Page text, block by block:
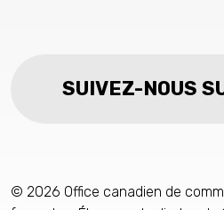
SUIVEZ-NOUS
© 2026 Office canadien de